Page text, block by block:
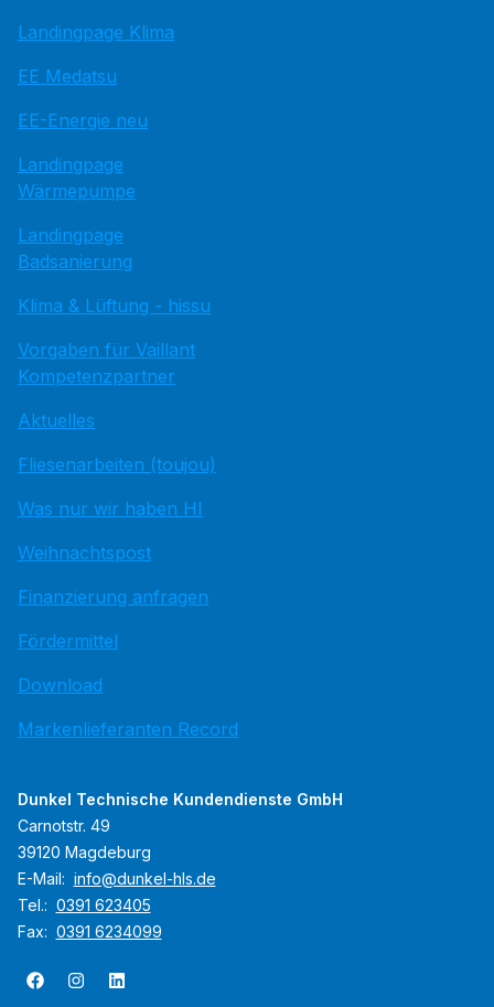
Landingpage Klima
EE Medatsu
EE-Energie neu
Landingpage
Wärmepumpe
Landingpage
Badsanierung
Klima & Lüftung - hissu
Vorgaben für Vaillant
Kompetenzpartner
Aktuelles
Fliesenarbeiten (toujou)
Was nur wir haben HI
Weihnachtspost
Finanzierung anfragen
Fördermittel
Download
Markenlieferanten Record
Dunkel Technische Kundendienste GmbH
Carnotstr. 49
39120 Magdeburg
E-Mail: info@dunkel-hls.de
Tel.: 0391 623405
Fax: 0391 6234099